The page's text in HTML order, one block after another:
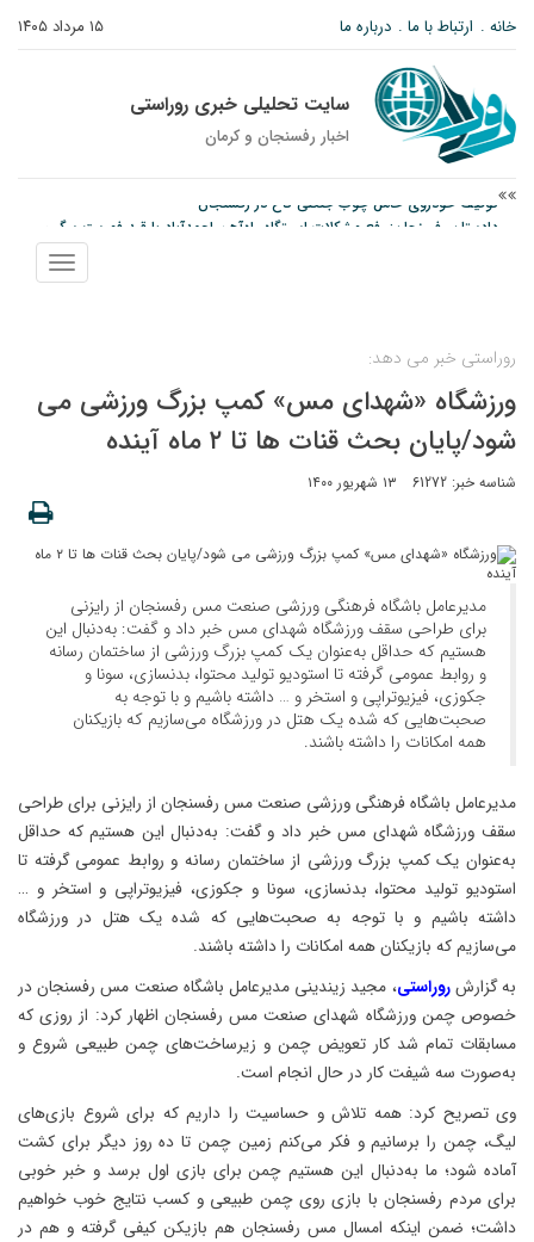
۱۵ مرداد ۱۴۰۵ خانه ارتباط با ما درباره ما
سایت تحلیلی خبری روراستی
اخبار رفسنجان و كرمان
دادستان رفسنجان: رفع مشکلات ایستگاه راه‌آهن احمدآباد با قید فوریت پیگیری
نمایش
منو
روراستی خبر می دهد:
ورزشگاه «شهدای مس» کمپ بزرگ ورزشی می
شود/پایان بحث قنات ها تا ۲ ماه آینده
شناسه خبر: 61272 ۱۳ شهریور ۱۴۰۰
مدیرعامل باشگاه فرهنگی ورزشی صنعت مس رفسنجان از رایزنی
برای طراحی سقف ورزشگاه شهدای مس خبر داد و گفت: به‌دنبال این
هستیم که حداقل به‌عنوان یک کمپ بزرگ ورزشی از ساختمان رسانه
و روابط عمومی گرفته تا استودیو تولید محتوا، بدنسازی، سونا و
جکوزی، فیزیوتراپی و استخر و … داشته باشیم و با توجه به
صحبت‌هایی که شده یک هتل در ورزشگاه می‌سازیم که بازیکنان
همه امکانات را داشته باشند.
مدیرعامل باشگاه فرهنگی ورزشی صنعت مس رفسنجان از رایزنی برای طراحی
سقف ورزشگاه شهدای مس خبر داد و گفت: به‌دنبال این هستیم که حداقل
به‌عنوان یک کمپ بزرگ ورزشی از ساختمان رسانه و روابط عمومی گرفته تا
استودیو تولید محتوا، بدنسازی، سونا و جکوزی، فیزیوتراپی و استخر و …
داشته باشیم و با توجه به صحبت‌هایی که شده یک هتل در ورزشگاه
می‌سازیم که بازیکنان همه امکانات را داشته باشند.
به گزارشروراستی، مجید زیندینی مدیرعامل باشگاه صنعت مس رفسنجان در
خصوص چمن ورزشگاه شهدای صنعت مس رفسنجان اظهار کرد: از روزی که
مسابقات تمام شد کار تعویض چمن و زیرساخت‌های چمن طبیعی شروع و
به‌صورت سه شیفت کار در حال انجام است.
وی تصریح کرد: همه تلاش و حساسیت را داریم که برای شروع بازی‌های
لیگ، چمن را برسانیم و فکر می‌کنم زمین چمن تا ده روز دیگر برای کشت
آماده شود؛ ما به‌دنبال این هستیم چمن برای بازی اول برسد و خبر خوبی
برای مردم رفسنجان با بازی روی چمن طبیعی و کسب نتایج خوب خواهیم
داشت؛ ضمن اینکه امسال مس رفسنجان هم بازیکن کیفی گرفته و هم در